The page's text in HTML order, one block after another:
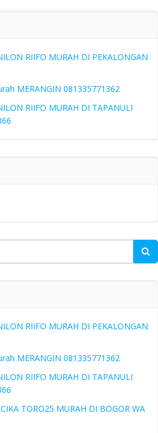
RIIFO MURAH DI PEKALONGAN
MERANGIN 081335771362
RIIFO MURAH DI TAPANULI
RIIFO MURAH DI PEKALONGAN
MERANGIN 081335771362
RIIFO MURAH DI TAPANULI
TORO25 MURAH DI BOGOR WA